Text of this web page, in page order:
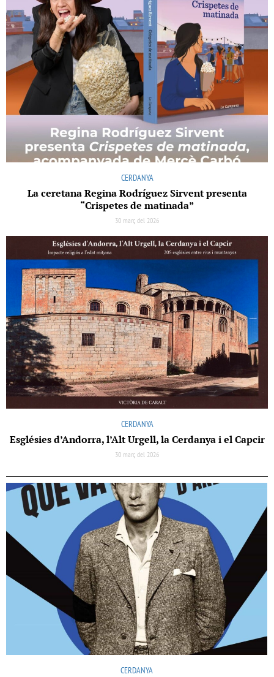
CERDANYA
La ceretana Regina Rodríguez Sirvent presenta
“Crispetes de matinada”
30 març del 2026
CERDANYA
Esglésies d’Andorra, l’Alt Urgell, la Cerdanya i el Capcir
30 març del 2026
CERDANYA